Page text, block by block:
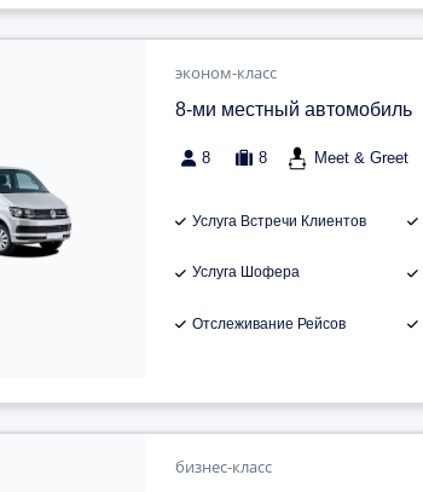
эконом-класс
8-ми местный автомобиль
8 8 Meet & Greet
Услуга Встречи Клиентов
Услуга Шофера
Отслеживание Рейсов
бизнес-класс